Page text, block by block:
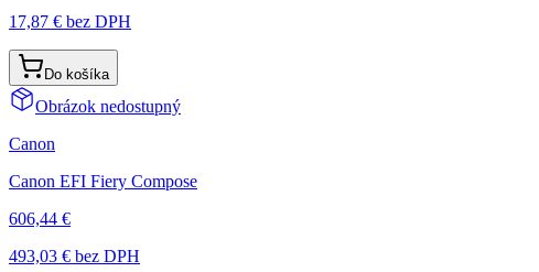
17,87 € bez DPH
Do košíka
Obrázok nedostupný
Canon
Canon EFI Fiery Compose
606,44 €
493,03 € bez DPH